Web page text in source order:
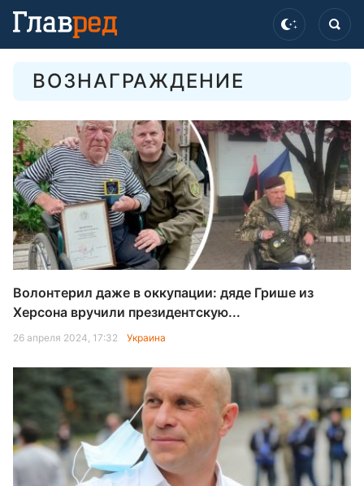
ВОЗНАГРАЖДЕНИЕ
Волонтерил даже в оккупации: дяде Грише из
Херсона вручили президентскую...
26 апреля 2024, 17:32 Украина